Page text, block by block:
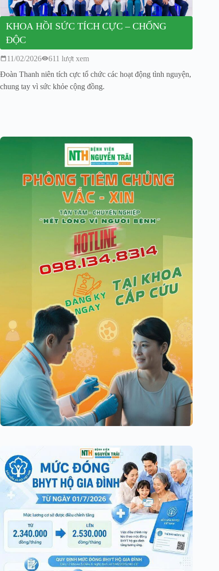
KHOA HỒI SỨC TÍCH CỰC – CHỐNG
ĐỘC
11/02/2026
611 lượt xem
Đoàn Thanh niên tích cực tổ chức các hoạt động tình nguyện,
chung tay vì sức khỏe cộng đồng.